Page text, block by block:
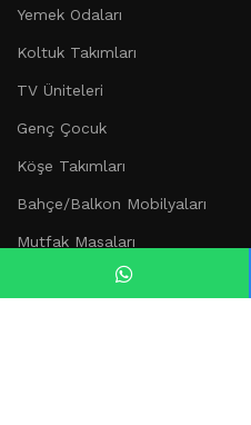
Yemek Odaları
Koltuk Takımları
TV Üniteleri
Genç Çocuk
Köşe Takımları
Bahçe/Balkon Mobilyaları
Mutfak Masaları